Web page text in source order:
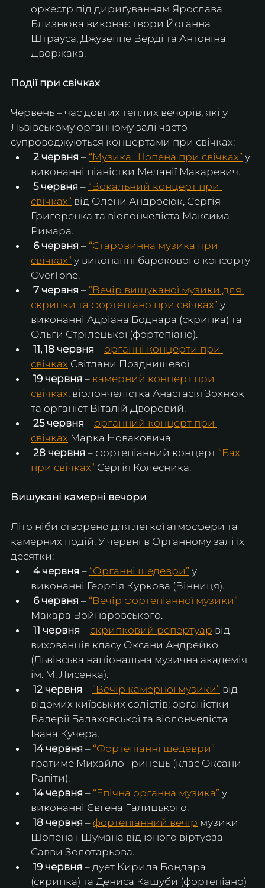
оркестр під дириґуванням Ярослава
Близнюка виконає твори Йоганна
Штрауса, Джузеппе Верді та Антоніна
Дворжака.
Події при свічках
Червень – час довгих теплих вечорів, які у
Львівському органному залі часто
супроводжуються концертами при свічках:
2 червня – “Музика Шопена при свічках” у
виконанні піаністки Меланії Макаревич.
5 червня – “Вокальний концерт при
свічках” від Олени Андросюк, Сергія
Григоренка та віолончеліста Максима
Римара.
6 червня – “Старовинна музика при
свічках” у виконанні барокового консорту
OverTone.
7 червня – “Вечір вишуканої музики для
скрипки та фортепіано при свічках” у
виконанні Адріана Боднара (скрипка) та
Ольги Стрілецької (фортепіано).
11, 18 червня – органні концерти при
свічках Світлани Позднишевої.
19 червня – камерний концерт при
свічках: віолончелістка Анастасія Зохнюк
та органіст Віталій Дворовий.
25 червня – органний концерт при
свічках Марка Новаковича.
28 червня – фортепіанний концерт “Бах
при свічках” Сергія Колесника.
Вишукані камерні вечори
Літо ніби створено для легкої атмосфери та
камерних подій. У червні в Органному залі їх
десятки:
4 червня – “Органні шедеври” у
виконанні Георгія Куркова (Вінниця).
6 червня – “Вечір фортепіанної музики”
Макара Войнаровського.
11 червня – скрипковий репертуар від
вихованців класу Оксани Андрейко
(Львівська національна музична академія
ім. М. Лисенка).
12 червня – “Вечір камерної музики” від
відомих київських солістів: органістки
Валерії Балаховської та віолончеліста
Івана Кучера.
14 червня – “Фортепіанні шедеври”
гратиме Михайло Гринець (клас Оксани
Рапіти).
14 червня – “Епічна органна музика” у
виконанні Євгена Галицького.
18 червня – фортепіанний вечір музики
Шопена і Шумана від юного віртуоза
Савви Золотарьова.
19 червня – дует Кирила Бондара
(скрипка) та Дениса Кашуби (фортепіано)